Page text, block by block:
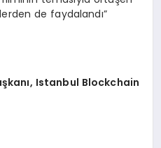
de faydalandı”
Istanbul Blockchain